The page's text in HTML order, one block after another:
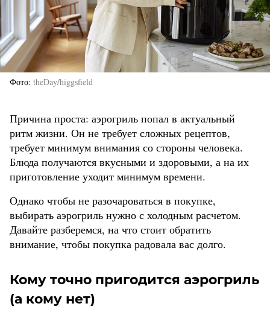
Фото theDay/higgsfield
Причина проста: аэрогриль попал в актуальный
ритм жизни. Он не требует сложных рецептов,
требует минимум внимания со стороны человека.
Блюда получаются вкусными и здоровыми, а на их
приготовление уходит минимум времени.
Однако чтобы не разочароваться в покупке,
выбирать аэрогриль нужно с холодным расчетом.
Давайте разберемся, на что стоит обратить
внимание, чтобы покупка радовала вас долго.
Кому точно пригодится аэрогриль
(а кому нет)